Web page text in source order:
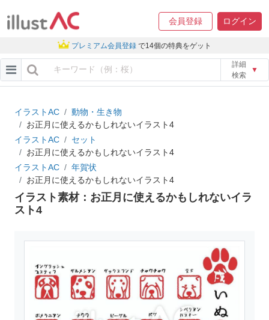
会員登録 ログイン
プレミアム会員登録 で14個の特典をゲット
詳細
検索
▼
イラストAC
動物・生き物
お正月に使えるかもしれないイラスト4
イラストAC
セット
お正月に使えるかもしれないイラスト4
イラストAC
年賀状
お正月に使えるかもしれないイラスト4
イラスト素材：お正月に使えるかもしれないイラ
スト4